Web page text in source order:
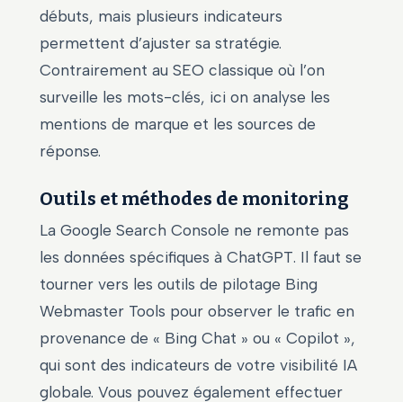
débuts, mais plusieurs indicateurs
permettent d’ajuster sa stratégie.
Contrairement au SEO classique où l’on
surveille les mots-clés, ici on analyse les
mentions de marque et les sources de
réponse.
Outils et méthodes de monitoring
La Google Search Console ne remonte pas
les données spécifiques à ChatGPT. Il faut se
tourner vers les outils de pilotage Bing
Webmaster Tools pour observer le trafic en
provenance de « Bing Chat » ou « Copilot »,
qui sont des indicateurs de votre visibilité IA
globale. Vous pouvez également effectuer